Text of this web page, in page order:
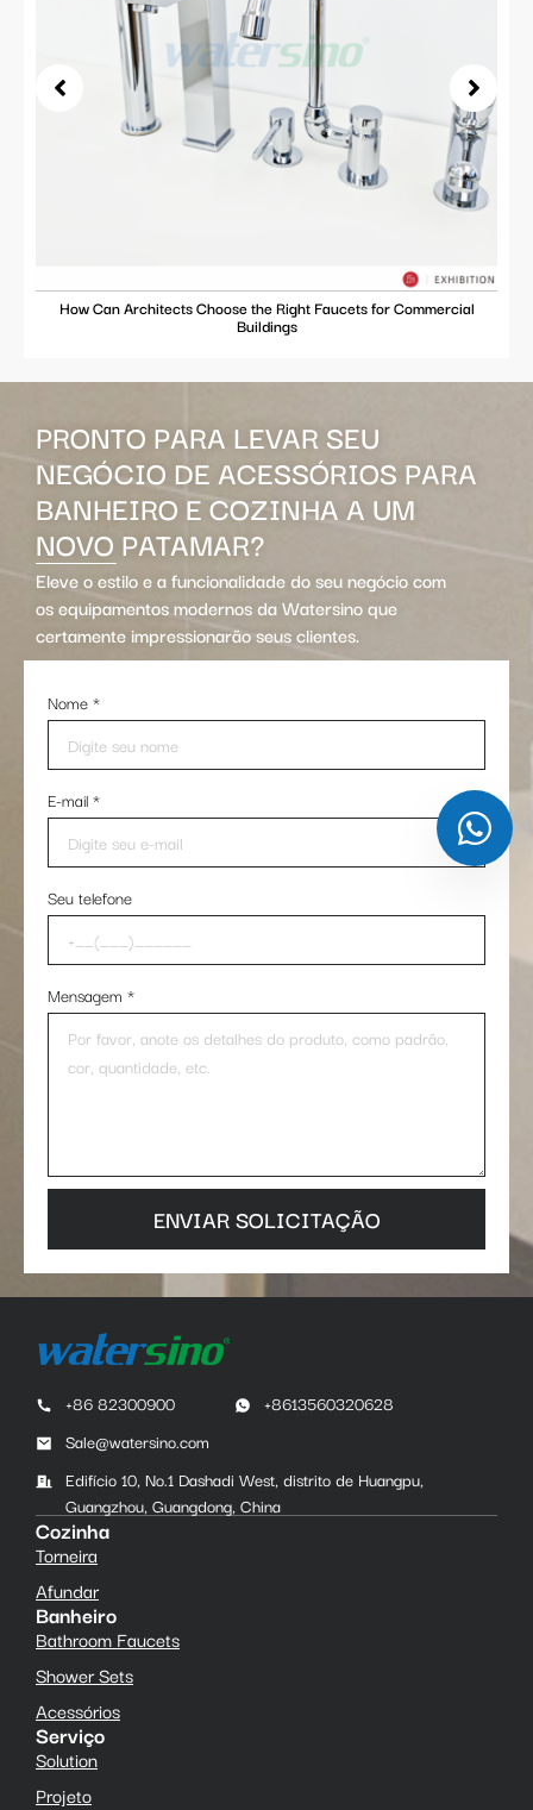
How Can Architects Choose the Right Faucets for Commercial
Buildings
PRONTO PARA LEVAR SEU
NEGÓCIO DE ACESSÓRIOS PARA
BANHEIRO E COZINHA A UM
NOVO PATAMAR?
Eleve o estilo e a funcionalidade do seu negócio com
os equipamentos modernos da Watersino que
certamente impressionarão seus clientes.
Nome*
E-mail*
Seu telefone
Mensagem *
ENVIAR SOLICITAÇÃO
+86 82300900
+8613560320628
Sale@watersino.com
Edifício 10, No.1 Dashadi West, distrito de Huangpu,
Guangzhou, Guangdong, China
Cozinha
Torneira
Afundar
Banheiro
Bathroom Faucets
Shower Sets
Acessórios
Serviço
Solution
Projeto